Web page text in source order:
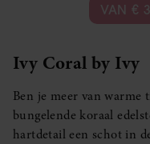
VAN €
Ivy Coral by Ivy
Ben je meer van warme
bungelende koraal
hartdetail een schot in